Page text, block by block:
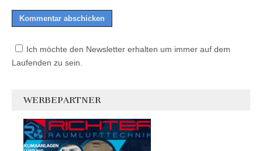
Ich möchte den Newsletter erhalten um immer auf dem
Laufenden zu sein.
WERBEPARTNER